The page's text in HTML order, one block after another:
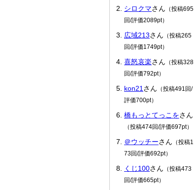
シロクマさん （投稿695
回/評価2089pt）
広域213さん （投稿265
回/評価1749pt）
喜怒哀楽さん （投稿328
回/評価792pt）
kon21 さん （投稿491回/
評価700pt）
橋もっとてっこをさん
（投稿474回/評価697pt）
＠ウッチーさん （投稿1
73回/評価692pt）
くじ100さん （投稿473
回/評価665pt）